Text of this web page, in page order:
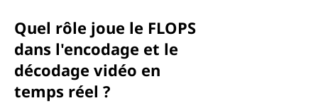
Quel rôle joue le FLOPS
dans l'encodage et le
décodage vidéo en
temps réel ?